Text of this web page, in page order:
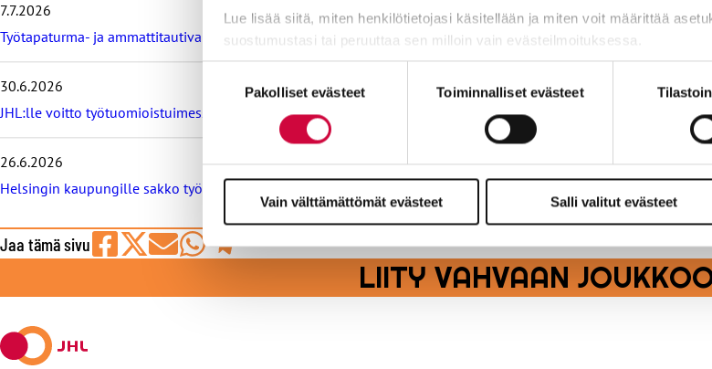
Lue lisää siitä, miten henkilötietojasi käsitellään ja miten voit määrittää
suostumustasi tai peruuttaa sen milloin vain evästeilmoituksessa.
Evästeistä osa on välttämättömiä, osa sivuston toimintaa parantavia, ja
Pakolliset evästeet Toiminnalliset evästeet
Vain välttämättömät evästeet Salli valitut evästeet
ä
t
u
t
i
s
e
t
7.7.2026
Työtapaturma- ja ammattitautivakuutus turvaa työelämässä, tiedä ainakin tämä vakuutuksesta
30.6.2026
JHL:lle voitto työtuomioistuimessa: raitiovaununkuljettaja irtisanottiin laittomasti, saa korvausta yli 12 000 euroa
26.6.2026
Helsingin kaupungille sakko työtuomioistuimesta, syynä työehtosopimuksen rikkominen
Jaa tämä sivu
LIITY VAHVAAN